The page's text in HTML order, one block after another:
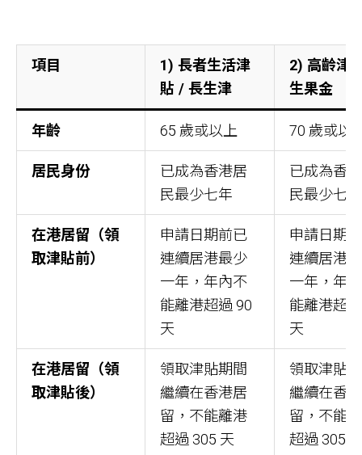
項目
1) 長者生活津
貼 / 長生津
2) 高齡津
生果金
年齡 65 歲或以上 70 歲或以
居民身份
已成為香港居
民最少七年
已成為香
民最少七年
在港居留（領
取津貼前）
申請日期前已
連續居港最少
一年，年內不
能離港超過 90
天
申請日期
連續居港
一年，年
能離港超
天
在港居留（領
取津貼後）
領取津貼期間
繼續在香港居
留，不能離港
超過 305 天
領取津貼
繼續在香
留，不能
超過 305